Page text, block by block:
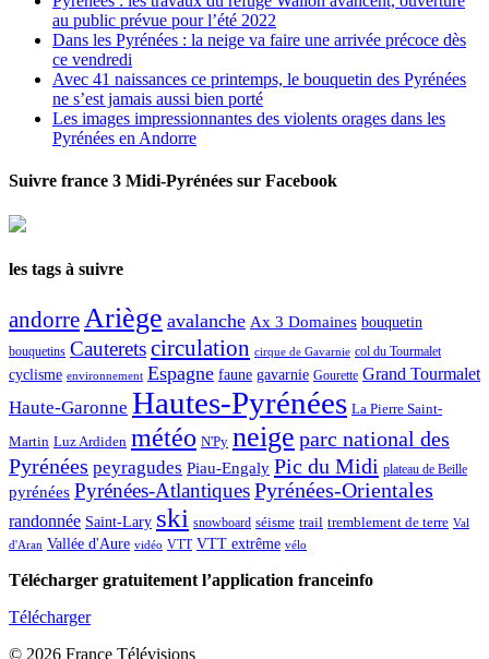
au public prévue pour l’été 2022
Dans les Pyrénées : la neige va faire une arrivée précoce dès
ce vendredi
Avec 41 naissances ce printemps, le bouquetin des Pyrénées
ne s’est jamais aussi bien porté
Les images impressionnantes des violents orages dans les
Pyrénées en Andorre
Suivre france 3 Midi-Pyrénées sur Facebook
les tags à suivre
andorreAriège avalanche Ax 3 Domaines bouquetin
bouquetins Cauteretscirculation cirque de Gavarnie col du Tourmalet
cyclisme environnement Espagne faune gavarnie Gourette Grand Tourmalet
Haute-Garonne Hautes-Pyrénées La Pierre Saint-
Martin Luz Ardiden météo N'Py neige parc national des
Pyrénées peyragudes Piau-Engaly Pic du Midi plateau de Beille
pyrénées Pyrénées-AtlantiquesPyrénées-Orientales
randonnée Saint-Lary ski snowboard séisme trail tremblement de terre Val
d'Aran Vallée d'Aure vidéo VTT VTT extrême vélo
Télécharger gratuitement l’application franceinfo
Télécharger
© 2026 France Télévisions